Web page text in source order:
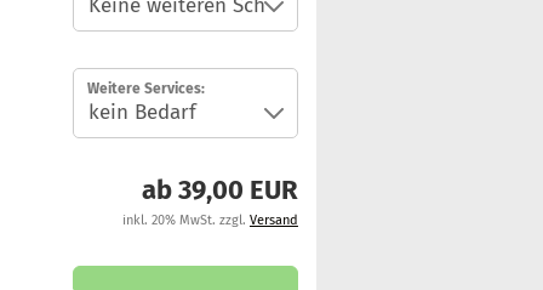
Weitere Services:
ab 39,00 EUR
inkl. 20% MwSt. zzgl. Versand